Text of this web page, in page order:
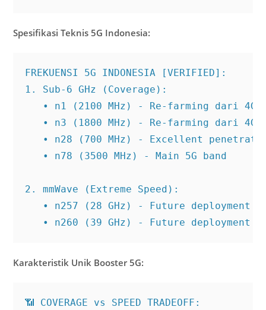
Spesifikasi Teknis 5G Indonesia:
FREKUENSI 5G INDONESIA [VERIFIED]:
1. Sub-6 GHz (Coverage):
   • n1 (2100 MHz) - Re-farming dari 4G
   • n3 (1800 MHz) - Re-farming dari 4G
• n28 (700 MHz) - Excellent
   • n78 (3500 MHz) - Main 5G band
2. mmWave (Extreme Speed):
   • n257 (28 GHz) - Future deployment
   • n260 (39 GHz) - Future deployment
Karakteristik Unik Booster 5G:
📶 COVERAGE vs SPEED TRADEOFF: